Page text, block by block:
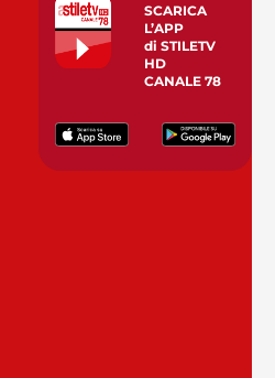
SCARICA
L’APP
di STILETV
HD
CANALE 78